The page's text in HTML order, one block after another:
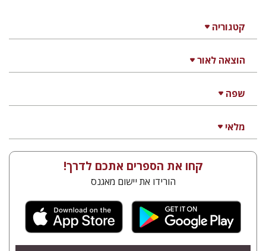
קטגוריה
הוצאה לאור
שפה
מלאי
קחו את הספרים אתכם לדרך!
הורידו את יישום מאגנס